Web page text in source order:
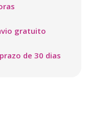
gratuito
de 30 dias